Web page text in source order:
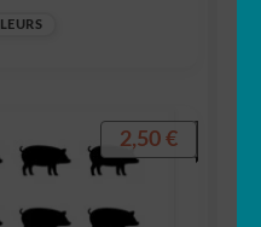
2,50 €